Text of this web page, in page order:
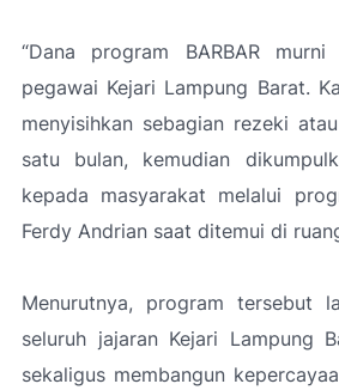
“Dana program BARBAR
pegawai Kejari Lampung Barat.
menyisihkan sebagian rezeki
satu bulan, kemudian
kepada masyarakat melalui
Ferdy Andrian saat ditemui di
Menurutnya, program tersebut
seluruh jajaran Kejari Lampung
sekaligus membangun